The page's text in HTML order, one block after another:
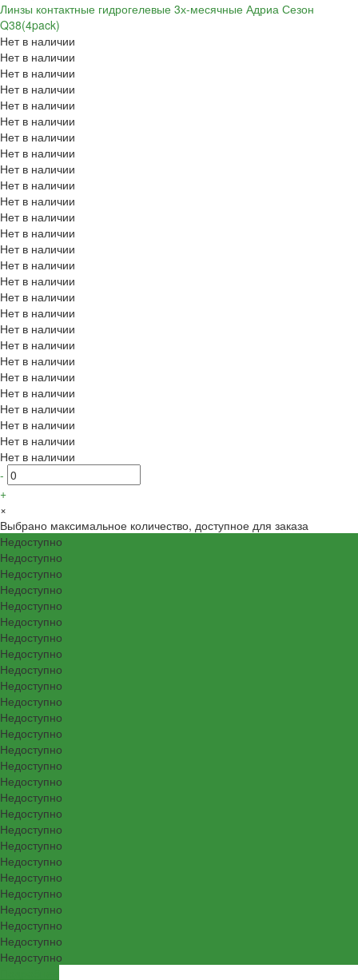
Линзы контактные гидрогелевые 3х-месячные Адриа Сезон
Q38(4pack)
Нет в наличии
Нет в наличии
Нет в наличии
Нет в наличии
Нет в наличии
Нет в наличии
Нет в наличии
Нет в наличии
Нет в наличии
Нет в наличии
Нет в наличии
Нет в наличии
Нет в наличии
Нет в наличии
Нет в наличии
Нет в наличии
Нет в наличии
Нет в наличии
Нет в наличии
Нет в наличии
Нет в наличии
Нет в наличии
Нет в наличии
Нет в наличии
Нет в наличии
Нет в наличии
Нет в наличии
-
+
×
Выбрано максимальное количество, доступное для заказа
Недоступно
Недоступно
Недоступно
Недоступно
Недоступно
Недоступно
Недоступно
Недоступно
Недоступно
Недоступно
Недоступно
Недоступно
Недоступно
Недоступно
Недоступно
Недоступно
Недоступно
Недоступно
Недоступно
Недоступно
Недоступно
Недоступно
Недоступно
Недоступно
Недоступно
Недоступно
Недоступно